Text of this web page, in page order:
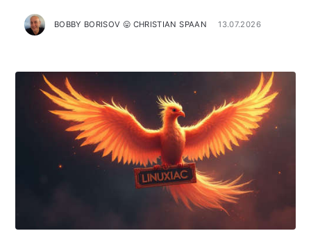
BOBBY BORISOV 😛 CHRISTIAN SPAAN 13.07.2026